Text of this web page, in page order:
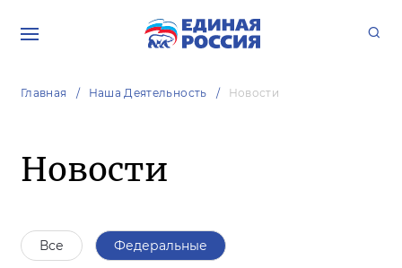
Главная Наша Деятельность Новости
Новости
Все Федеральные